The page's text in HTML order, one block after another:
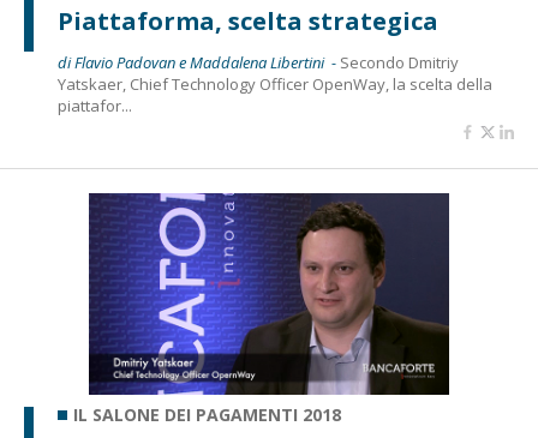
Piattaforma, scelta strategica
di Flavio Padovan e Maddalena Libertini - Secondo Dmitriy
Yatskaer, Chief Technology Officer OpenWay, la scelta della
piattafor...
IL SALONE DEI PAGAMENTI 2018